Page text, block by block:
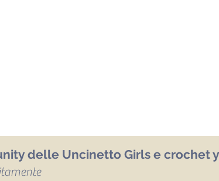
delle Uncinetto Girls e crochet